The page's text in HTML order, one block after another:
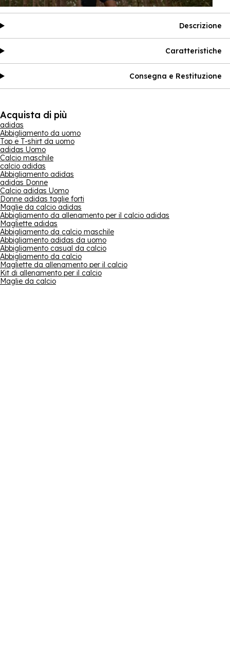
Descrizione
Caratteristiche
Consegna e Restituzione
Acquista di più
adidas
Abbigliamento da uomo
Top e T-shirt da uomo
adidas Uomo
Calcio maschile
calcio adidas
Abbigliamento adidas
adidas Donne
Calcio adidas Uomo
Donne adidas taglie forti
Maglie da calcio adidas
Abbigliamento da allenamento per il calcio adidas
Magliette adidas
Abbigliamento da calcio maschile
Abbigliamento adidas da uomo
Abbigliamento casual da calcio
Abbigliamento da calcio
Magliette da allenamento per il calcio
Kit di allenamento per il calcio
Maglie da calcio